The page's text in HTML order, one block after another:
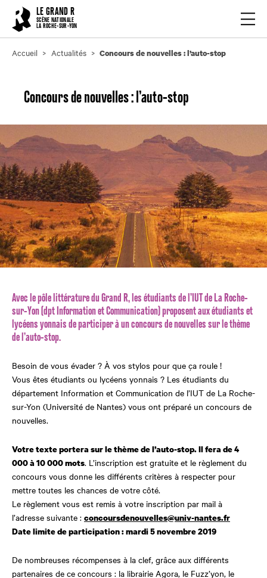
LE GRAND R
SCÈNE NATIONALE
LA ROCHE-SUR-YON
Accueil Actualités Concours de nouvelles : l’auto-stop
Concours de nouvelles : l’auto-stop
Avec le pôle littérature du Grand R, les étudiants de l’IUT de La Roche-
sur-Yon (dpt Information et Communication) proposent aux étudiants et
lycéens yonnais de participer à un concours de nouvelles sur le thème
de l’auto-stop.
Besoin de vous évader ? À vos stylos pour que ça roule !
Vous êtes étudiants ou lycéens yonnais ? Les étudiants du
département Information et Communication de l’IUT de La Roche-
sur-Yon (Université de Nantes) vous ont préparé un concours de
nouvelles.
Votre texte portera sur le thème de l’auto-stop. Il fera de 4
000 à 10 000 mots. L’inscription est gratuite et le règlement du
concours vous donne les différents critères à respecter pour
mettre toutes les chances de votre côté.
Le règlement vous est remis à votre inscription par mail à
l’adresse suivante : concoursdenouvelles@univ-nantes.fr
Date limite de participation : mardi 5 novembre 2019
De nombreuses récompenses à la clef, grâce aux différents
partenaires de ce concours : la librairie Agora, le Fuzz’yon, le
Cookies management panel